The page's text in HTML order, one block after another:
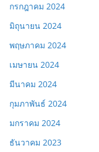
กรกฎาคม 2024
มิถุนายน 2024
พฤษภาคม 2024
เมษายน 2024
มีนาคม 2024
กุมภาพันธ์ 2024
มกราคม 2024
ธันวาคม 2023